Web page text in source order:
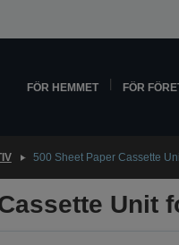
FÖR HEMMET FÖR
500 Sheet Paper Cassette
Unit